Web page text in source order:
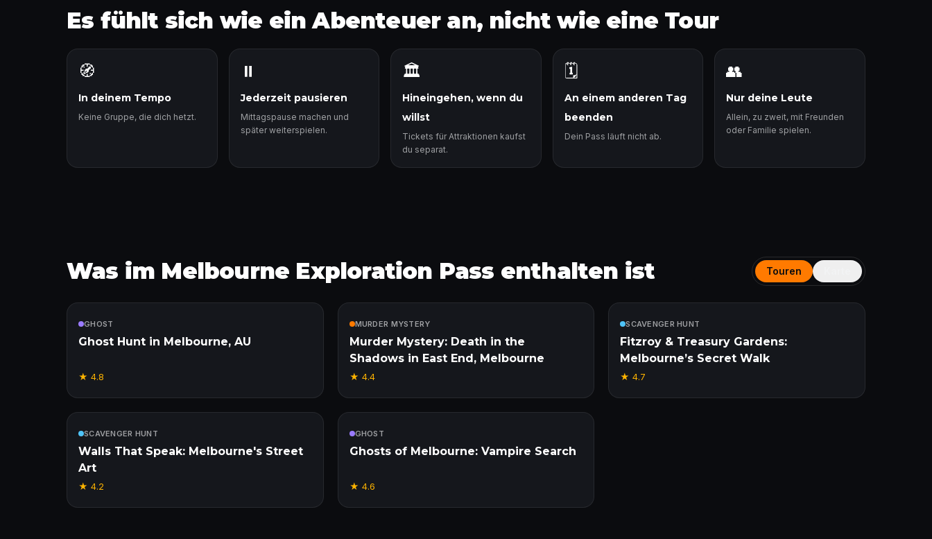
Es fühlt sich wie ein Abenteuer an, nicht wie eine Tour
🧭
In deinem Tempo
Keine Gruppe, die dich hetzt.
⏸️
Jederzeit pausieren
Mittagspause machen und
später weiterspielen.
🏛️
Hineingehen, wenn du
willst
Tickets für Attraktionen kaufst
du separat.
🗓️
An einem anderen Tag
beenden
Dein Pass läuft nicht ab.
👥
Nur deine Leute
Allein, zu zweit, mit Freunden
oder Familie spielen.
Was im Melbourne Exploration Pass enthalten ist Touren
GHOST
Ghost Hunt in Melbourne, AU
★ 4.8
MURDER MYSTERY
Murder Mystery: Death in the
Shadows in East End, Melbourne
★ 4.4
SCAVENGER HUNT
Fitzroy & Treasury Gardens:
Melbourne’s Secret Walk
★4.7
SCAVENGER HUNT
Walls That Speak: Melbourne's Street
Art
★ 4.2
GHOST
Ghosts of Melbourne: Vampire Search
★ 4.6